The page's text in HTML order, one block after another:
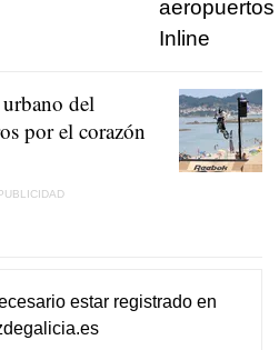
del
por el corazón
estar registradoen